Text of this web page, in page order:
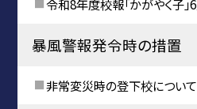
令和8年度校報「かがやく子」
暴風警報発令時の措置
非常変災時の登下校について